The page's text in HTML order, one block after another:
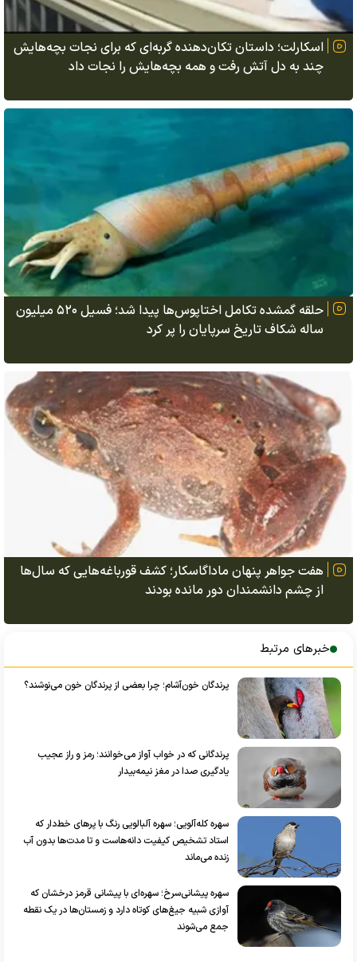
اسکارلت؛ داستان تکان‌دهنده گربه‌ای که برای نجات بچه‌هایش
چند به دل آتش رفت و همه بچه‌هایش را نجات داد
حلقه گمشده تکامل اختاپوس‌ها پیدا شد؛ فسیل ۵۲۰ میلیون
ساله شکاف تاریخ سرپایان را پر کرد
هفت جواهر پنهان ماداگاسکار؛ کشف قورباغه‌هایی که سال‌ها
از چشم دانشمندان دور مانده بودند
خبرهای مرتبط
پرندگان خون‌آشام؛ چرا بعضی از پرندگان خون می‌نوشند؟
پرندگانی که در خواب آواز می‌خوانند؛ رمز و راز عجیب
یادگیری صدا در مغز نیمه‌بیدار
سهره کله‌آلویی؛ سهره آلبالویی‌ رنگ با پر‌های خط‌دار که
استاد تشخیص کیفیت دانه‌هاست و تا مدت‌ها بدون آب
زنده می‌ماند
سهره پیشانی‌سرخ؛ سهره‌ای با پیشانی قرمز درخشان که
آوازی شبیه جیغ‌های کوتاه دارد و زمستان‌ها در یک نقطه
جمع می‌شوند